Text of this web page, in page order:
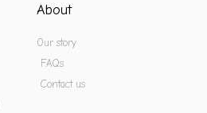
About
Our story
FAQs
Contact us